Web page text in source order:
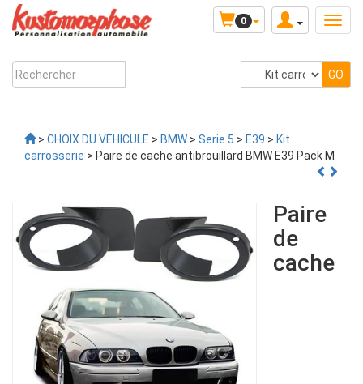
0
> CHOIX DU VEHICULE > BMW > Serie 5 > E39 > Kit
carrosserie > Paire de cache antibrouillard BMW E39 Pack M
Paire
de
cache